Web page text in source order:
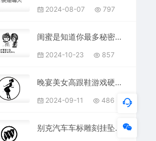
2024-08-07 797
闺蜜是知道你最多秘密的人闺蜜姐妹PLT格式激光打标文件通用矢量图
2024-10-23 857
晚宴美女高跟鞋游戏硬币PLT格式激光打标文件通用矢量图
2024-09-11 486
别克汽车车标雕刻挂坠项链PLT格式激光打标文件通用矢量图